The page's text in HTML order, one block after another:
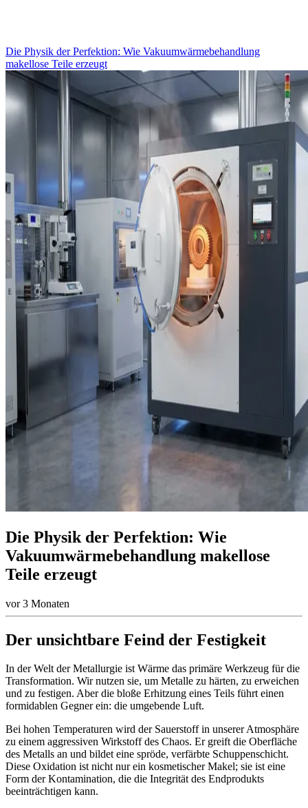
Die Physik der Perfektion: Wie Vakuumwärmebehandlung
makellose Teile erzeugt
Die Physik der Perfektion: Wie
Vakuumwärmebehandlung makellose
Teile erzeugt
vor 3 Monaten
Der unsichtbare Feind der Festigkeit
In der Welt der Metallurgie ist Wärme das primäre Werkzeug für die
Transformation. Wir nutzen sie, um Metalle zu härten, zu erweichen
und zu festigen. Aber die bloße Erhitzung eines Teils führt einen
formidablen Gegner ein: die umgebende Luft.
Bei hohen Temperaturen wird der Sauerstoff in unserer Atmosphäre
zu einem aggressiven Wirkstoff des Chaos. Er greift die Oberfläche
des Metalls an und bildet eine spröde, verfärbte Schuppenschicht.
Diese Oxidation ist nicht nur ein kosmetischer Makel; sie ist eine
Form der Kontamination, die die Integrität des Endprodukts
beeinträchtigen kann.